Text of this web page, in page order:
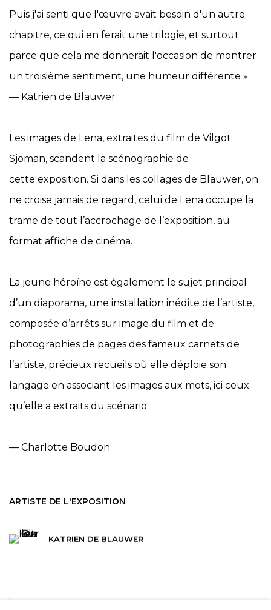
Puis j'ai senti que l'œuvre avait besoin d'un autre
chapitre, ce qui en ferait une trilogie, et surtout
parce que cela me donnerait l'occasion de montrer
un troisième sentiment, une humeur différente »
— Katrien de Blauwer
Les images de Lena, extraites du film de Vilgot
Sjöman, scandent la scénographie de
cette exposition. Si dans les collages de Blauwer, on
ne croise jamais de regard, celui de Lena occupe la
trame de tout l’accrochage de l’exposition, au
format affiche de cinéma.
La jeune héroïne est également le sujet principal
d’un diaporama, une installation inédite de l’artiste,
composée d’arrêts sur image du film et de
photographies de pages des fameux carnets de
l’artiste, précieux recueils où elle déploie son
langage en associant les images aux mots, ici ceux
qu’elle a extraits du scénario.
— Charlotte Boudon
ARTISTE DE L'EXPOSITION
KATRIEN DE BLAUWER